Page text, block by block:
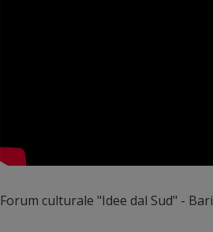
Forum culturale "Idee dal Sud" - Bari